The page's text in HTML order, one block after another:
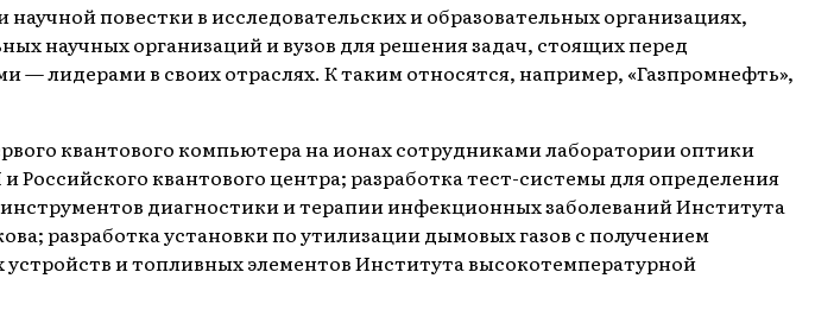
повестки в исследовательских и образовательных организациях,
научных организаций и вузов для решения задач, стоящих перед
лидерами в своих отраслях. К таким относятся, например, «Газпромнефть»,
квантового компьютера на ионах сотрудниками лаборатории оптики
квантового центра; разработка тест-системы для определения
диагностики и терапии инфекционных заболеваний Института
разработка установки по утилизации дымовых газов с получением
и топливных элементов Института высокотемпературной